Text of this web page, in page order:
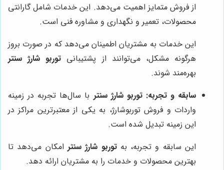
از فروش متمایز اهمیت می‌دهد. این خدمات شامل گارانتی
محصولات، تعمیر و نگهداری و مشاوره فنی است.
این خدمات به مشتریان اطمینان می‌دهد که در صورت بروز
هرگونه مشکل، می‌توانند از پشتیبانی توربو شارژ سنتر
بهره‌مند شوند.
سابقه و تجربه: توربو شارژ سنتر با سال‌ها تجربه در زمینه
واردات و فروش توربوشارژ، به یکی از معتبرترین مراکز در
این زمینه تبدیل شده است.
این سابقه و تجربه، بهتوربو شارژ سنتر امکان می‌دهد تا
بهترین محصولات و خدمات را به مشتریان ارائه دهد.